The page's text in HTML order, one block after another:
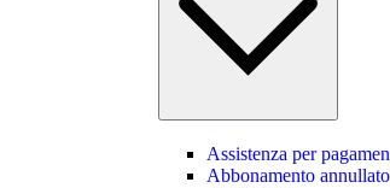
Assistenza per
Abbonamento